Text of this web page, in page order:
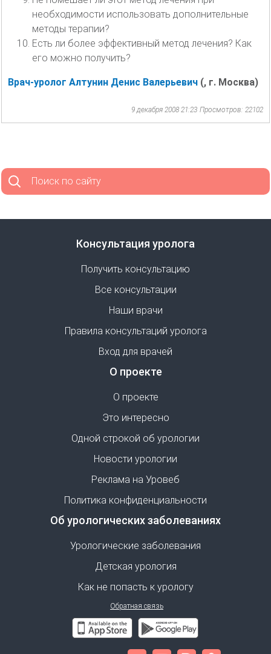
необходимости использовать дополнительные
методы терапии?
Есть ли более эффективный метод лечения? Как
его можно получить?
Врач-уролог Алтунин Денис Валерьевич (, г. Москва)
9 декабря 2008 21:23 Просмотров: 22102
Поиск по сайту
Консультация уролога
Получить консультацию
Все консультации
Наши врачи
Правила консультаций уролога
Вход для врачей
О проекте
О проекте
Это интересно
Одной строкой об урологии
Новости урологии
Реклама на Уровеб
Политика конфиденциальности
Об урологических заболеваниях
Урологические заболевания
Детская урология
Как не попасть к урологу
Обратная связь